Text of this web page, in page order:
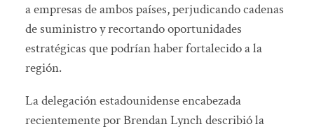
a empresas de ambos países, perjudicando cadenas
de suministro y recortando oportunidades
estratégicas que podrían haber fortalecido a la
región.
La delegación estadounidense encabezada
recientemente por Brendan Lynch describió la